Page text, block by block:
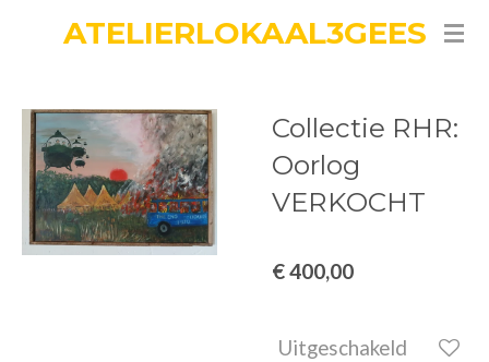
de
hoofdinhoud
ATELIERLOKAAL3GEES
Collectie RHR:
Oorlog
VERKOCHT
€ 400,00
Uitgeschakeld